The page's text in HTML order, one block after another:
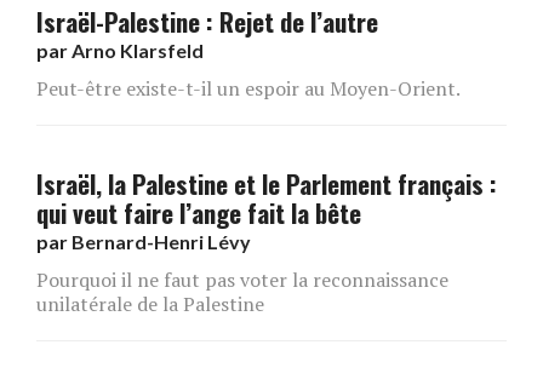
Israël-Palestine : Rejet de l’autre
par Arno Klarsfeld
Peut-être existe-t-il un espoir au Moyen-Orient.
Israël, la Palestine et le Parlement français :
qui veut faire l’ange fait la bête
par Bernard-Henri Lévy
Pourquoi il ne faut pas voter la reconnaissance
unilatérale de la Palestine